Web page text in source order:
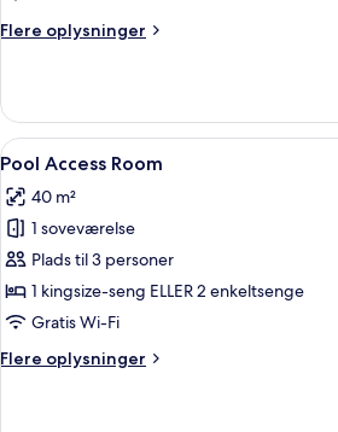
Flere oplysninger
Flere
Side
Room
Indlæs
alle
billeder
af
Pool
Access
Room
Et
11
Pool Access Room
40 m²
1 soveværelse
Plads til 3 personer
1 kingsize-seng ELLER 2 enkeltsenge
Gratis Wi-Fi
Flere oplysninger
Flere